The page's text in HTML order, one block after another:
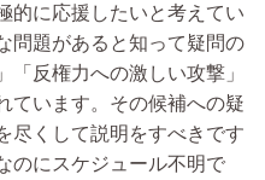
的に応援したいと考えてい
問題があると知って疑問の
反権力への激しい攻撃」
ています。その候補への疑
尽くして説明をすべきです
のにスケジュール不明で